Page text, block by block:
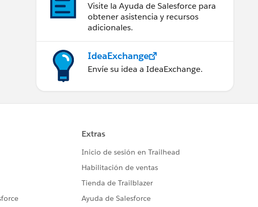
Visite la Ayuda de Salesforce para
obtener asistencia y recursos
adicionales.
IdeaExchange
Envíe su idea a IdeaExchange.